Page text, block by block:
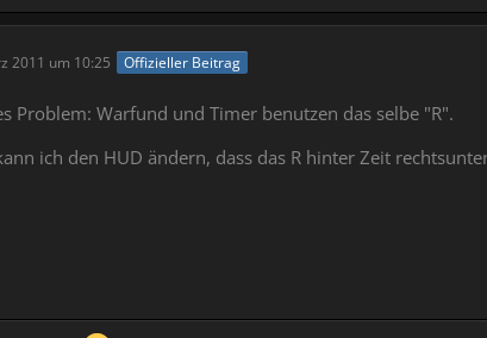
2011 um 10:25 Offizieller Beitrag
Problem: Warfund und Timer benutzen das selbe "R".
ich den HUD ändern, dass das R hinter Zeit